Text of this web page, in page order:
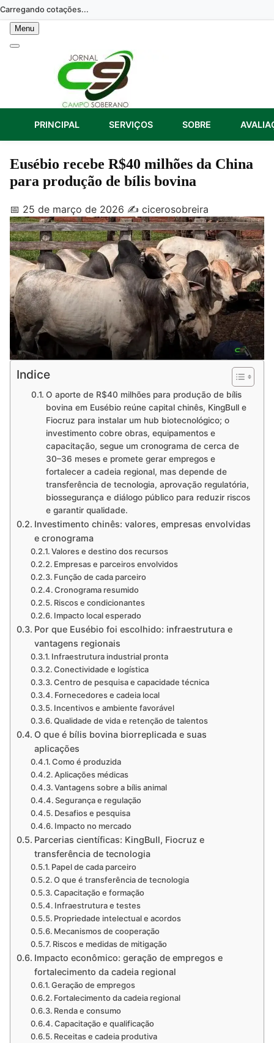
Skip
to
content
Carregando cotações...
Menu
PRINCIPAL SERVIÇOS SOBRE
Eusébio recebe R$40 milhões da China
para produção de bílis bovina
📅 25 de março de 2026 ✍️ cicerosobreira
Indice
O aporte de R$40 milhões para produção de bílis
bovina em Eusébio reúne capital chinês, KingBull e
Fiocruz para instalar um hub biotecnológico; o
investimento cobre obras, equipamentos e
capacitação, segue um cronograma de cerca de
30–36 meses e promete gerar empregos e
fortalecer a cadeia regional, mas depende de
transferência de tecnologia, aprovação regulatória,
biossegurança e diálogo público para reduzir riscos
e garantir qualidade.
Investimento chinês: valores, empresas envolvidas
e cronograma
Valores e destino dos recursos
Empresas e parceiros envolvidos
Função de cada parceiro
Cronograma resumido
Riscos e condicionantes
Impacto local esperado
Por que Eusébio foi escolhido: infraestrutura e
vantagens regionais
Infraestrutura industrial pronta
Conectividade e logística
Centro de pesquisa e capacidade técnica
Fornecedores e cadeia local
Incentivos e ambiente favorável
Qualidade de vida e retenção de talentos
O que é bílis bovina biorreplicada e suas
aplicações
Como é produzida
Aplicações médicas
Vantagens sobre a bílis animal
Segurança e regulação
Desafios e pesquisa
Impacto no mercado
Parcerias científicas: KingBull, Fiocruz e
transferência de tecnologia
Papel de cada parceiro
O que é transferência de tecnologia
Capacitação e formação
Infraestrutura e testes
Propriedade intelectual e acordos
Mecanismos de cooperação
Riscos e medidas de mitigação
Impacto econômico: geração de empregos e
fortalecimento da cadeia regional
Geração de empregos
Fortalecimento da cadeia regional
Renda e consumo
Capacitação e qualificação
Receitas e cadeia produtiva